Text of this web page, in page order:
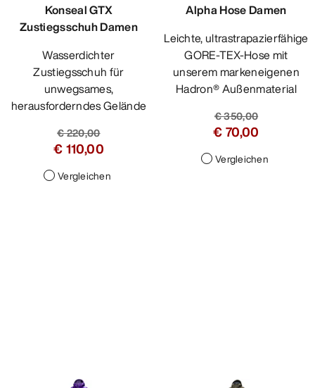
Konseal GTX
Zustiegsschuh Damen
Wasserdichter
Zustiegsschuh für
unwegsames,
herausforderndes Gelände
€ 220,00
€ 110,00
Vergleichen
Alpha Hose Damen
Leichte, ultrastrapazierfähige
GORE-TEX-Hose mit
unserem markeneigenen
Hadron® Außenmaterial
€ 350,00
€ 70,00
Vergleichen